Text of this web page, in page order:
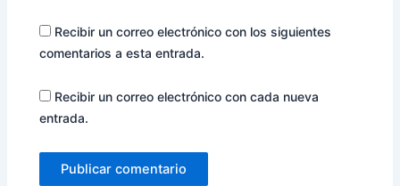
Recibir un correo electrónico con los siguientes
comentarios a esta entrada.
Recibir un correo electrónico con cada nueva
entrada.